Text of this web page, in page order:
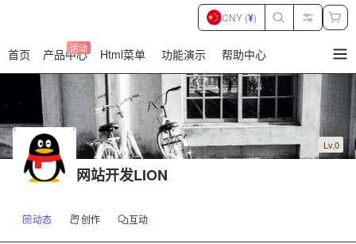
首页 产品中心
活动 Html菜单 功能演示 帮助中心
CNY (¥)
Lv.0
网站开发LION
动态 创作 互动